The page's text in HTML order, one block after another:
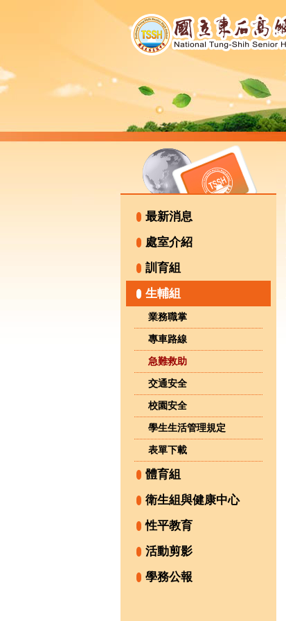
最新消息
處室介紹
訓育組
生輔組
業務職掌
專車路線
急難救助
交通安全
校園安全
學生生活管理規定
表單下載
體育組
衛生組與健康中心
性平教育
活動剪影
學務公報